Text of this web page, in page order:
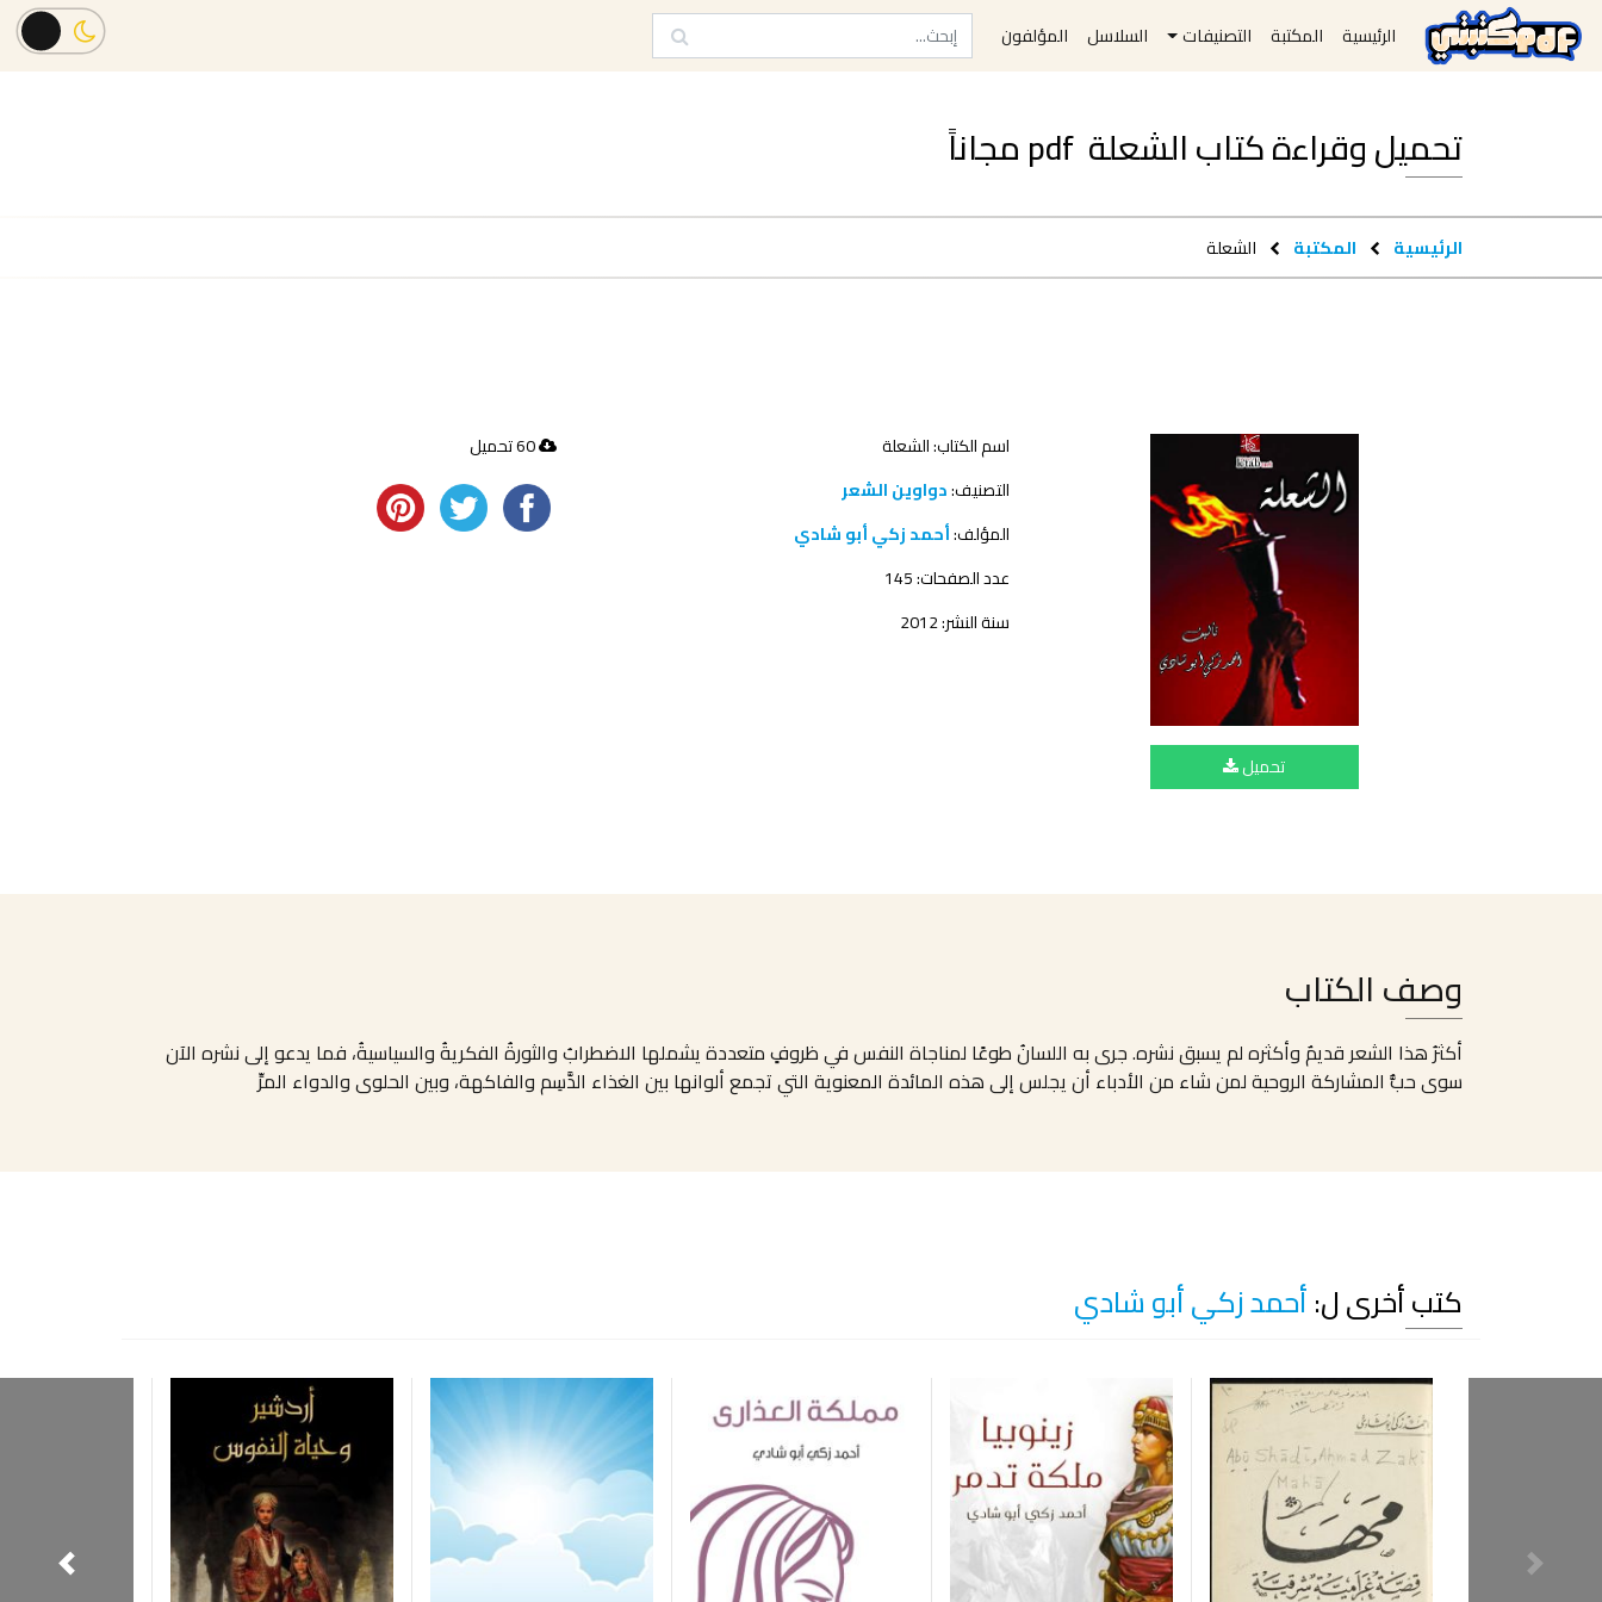
الرئيسية المكتبة التصنيفات السلاسل المؤلفون
تحميل وقراءة كتاب ‫الشعلة ‬ pdf مجاناً
الرئيسية المكتبة ‫الشعلة ‬
تحميل
اسم الكتاب: ‫الشعلة ‬
التصنيف:دواوين الشعر
المؤلف:أحمد زكي أبو شادي
عدد الصفحات: 145
سنة النشر: 2012
وصف الكتاب
أكثرُ هذا الشعر قديمٌ وأكثره لم يسبق نشره. جرى به اللسانُ طوعًا لمناجاة النفس في ظروفٍ متعددة يشملها الاضطرابُ والثورةُ الفكريةُ والسياسيةُ، فما يدعو إلى نشره الآن
سوى حبُّ المشاركة الروحية لمن شاء من الأدباء أن يجلس إلى هذه المائدة المعنوية التي تجمع ألوانها بين الغذاء الدَّسِم والفاكهة، وبين الحلوى والدواء المرِّ
كتب أخرى ل:أحمد زكي أبو شادي